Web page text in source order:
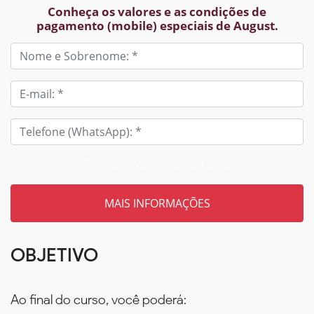
Conheça os valores e as condições de
pagamento (mobile) especiais de August.
OBJETIVO
Ao final do curso, você poderá: